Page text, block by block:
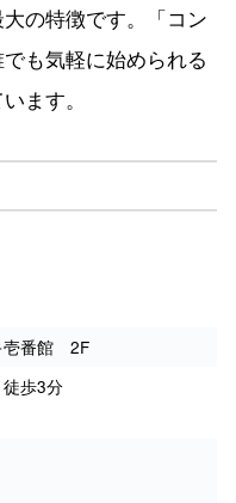
の特徴です。「コン
も気軽に始められる
ます。
壱番館 2F
歩3分